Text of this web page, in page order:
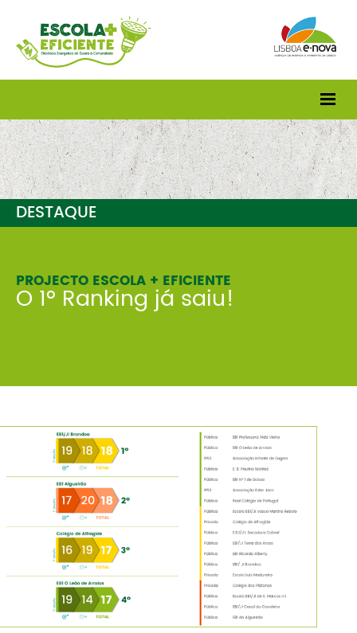
DESTAQUE
PROJECTO ESCOLA + EFICIENTE
O 1º Ranking já saiu!